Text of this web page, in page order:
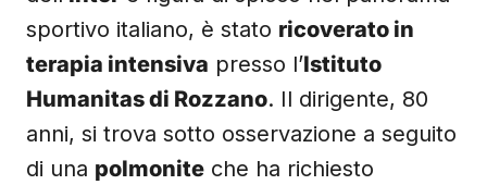
sportivo italiano, è stato ricoverato in
terapia intensiva presso l’Istituto
Humanitas di Rozzano. Il dirigente, 80
anni, si trova sotto osservazione a seguito
di una polmonite che ha richiesto